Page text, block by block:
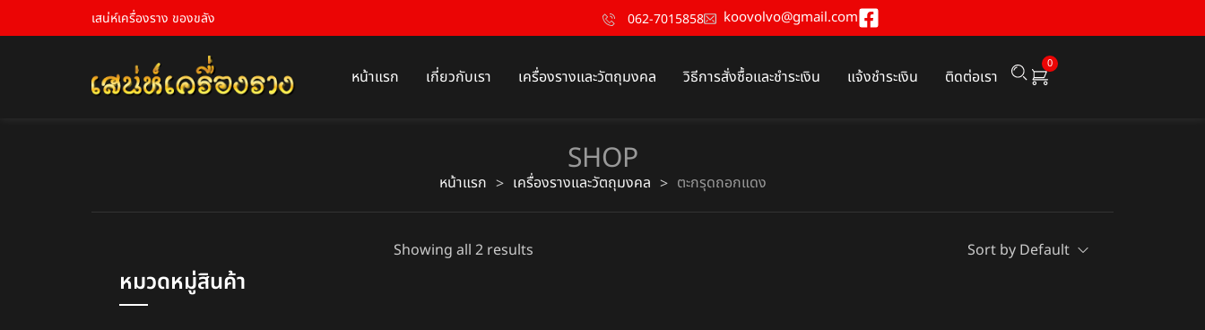
เสน่ห์เครื่องราง ของขลัง 062-7015858 koovolvo@gmail.com
หน้าแรก เกี่ยวกับเรา เครื่องรางและวัตถุมงคล วิธีการสั่งซื้อและชำระเงิน แจ้งชำระเงิน ติดต่อเรา
0
SHOP
หน้าแรก > เครื่องรางและวัตถุมงคล > ตะกรุดถอกแดง
หมวดหมู่สินค้า
Showing all 2 results Sort by Default